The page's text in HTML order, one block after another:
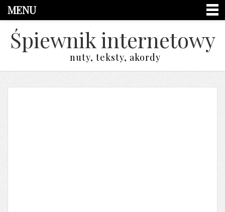
MENU
Śpiewnik internetowy
nuty, teksty, akordy